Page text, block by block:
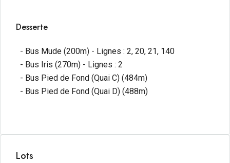
Desserte
- Bus Mude (200m) - Lignes : 2, 20, 21, 140
- Bus Iris (270m) - Lignes : 2
- Bus Pied de Fond (Quai C) (484m)
- Bus Pied de Fond (Quai D) (488m)
Lots